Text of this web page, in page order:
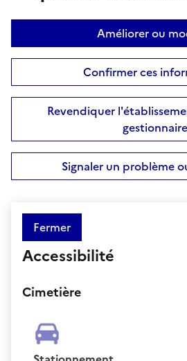
Améliorer ou
Confirmer ces
Revendiquer
gestionnaire
Signaler un problème
Fermer
Accessibilité
Cimetière